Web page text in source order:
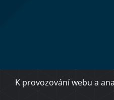
K provozování webu a